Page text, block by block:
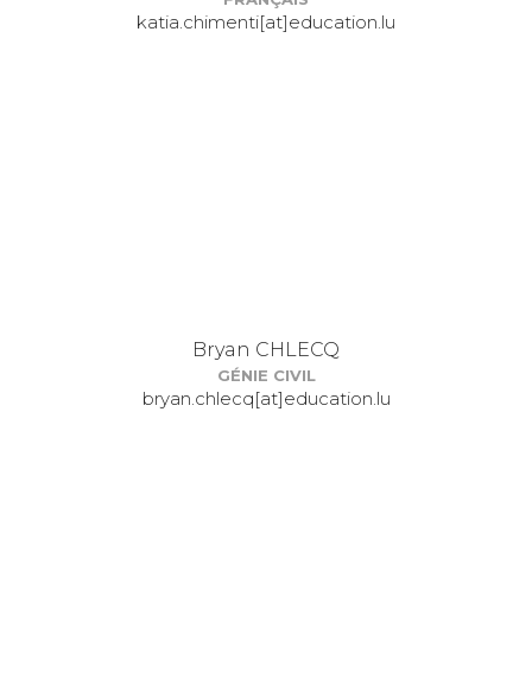
katia.chimenti[at]education.lu
Bryan CHLECQ
GÉNIE CIVIL
bryan.chlecq[at]education.lu